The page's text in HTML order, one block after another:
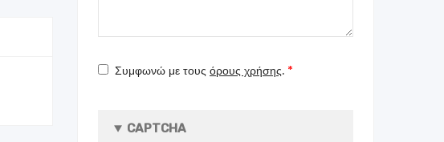
Συμφωνώ με τους όρους χρήσης.
CAPTCHA